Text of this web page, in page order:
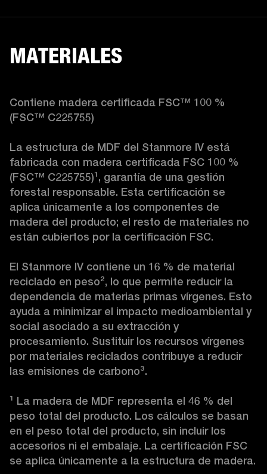
MATERIALES
Contiene madera certificada FSC™ 100 %
(FSC™ C225755)
La estructura de MDF del Stanmore IV está
fabricada con madera certificada FSC 100 %
(FSC™ C225755)¹, garantía de una gestión
forestal responsable. Esta certificación se
aplica únicamente a los componentes de
madera del producto; el resto de materiales no
están cubiertos por la certificación FSC.
El Stanmore IV contiene un 16 % de material
reciclado en peso², lo que permite reducir la
dependencia de materias primas vírgenes. Esto
ayuda a minimizar el impacto medioambiental y
social asociado a su extracción y
procesamiento. Sustituir los recursos vírgenes
por materiales reciclados contribuye a reducir
las emisiones de carbono³.
¹ La madera de MDF representa el 46 % del
peso total del producto. Los cálculos se basan
en el peso total del producto, sin incluir los
accesorios ni el embalaje. La certificación FSC
se aplica únicamente a la estructura de madera.